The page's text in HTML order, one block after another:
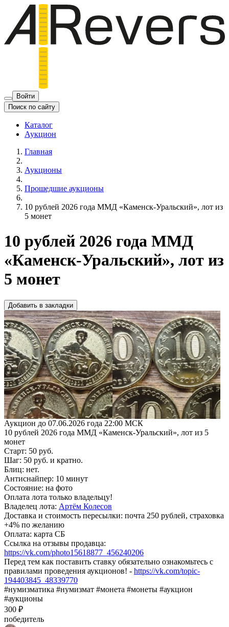
Войти
Поиск по сайту
Каталог
Аукцион
Главная
Аукционы
Прошедшие аукционы
10 рублей 2026 года ММД «Каменск-Уральский», лот из
5 монет
10 рублей 2026 года ММД
«Каменск-Уральский», лот из
5 монет
Добавить в закладки
Аукцион до 07.06.2026 года 22:00 МСК
10 рублей 2026 года ММД «Каменск-Уральский», лот из 5
монет
Старт: 50 руб.
Шаг: 50 руб. и кратно.
Блиц: нет.
Антиснайпер: 10 минут
Состояние: на фото
Оплата лота только владельцу!
Владелец лота: Артём Колесов
Доставка и стоимость пересылки: почта 250 рублей, страховка
+4% по желанию
Оплата: карта СБ
Ссылка на отзывы продавца:
https://vk.com/photo15618877_456240206
Перед тем как поставить ставку обязательно ознакомьтесь с
правилами проведения аукционов! - https://vk.com/topic-
194403845_48339770
#нумизматика #нумизмат #монета #монеты #аукцион
#аукционы
300 ₽
победитель